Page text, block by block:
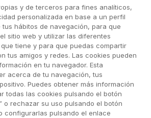
y de terceros para fines analíticos,
personalizada en base a un perfil
hábitos de navegación, para que
sitio web y utilizar las diferentes
tiene y para que puedas compartir
tus amigos y redes. Las cookies pueden
en tu navegador. Esta
acerca de tu navegación, tus
Puedes obtener más información
todas las cookies pulsando el botón
o rechazar su uso pulsando el botón
configurarlas pulsando el enlace